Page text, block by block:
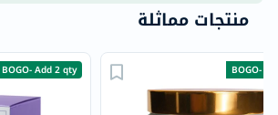
منتجات مماثلة
BOGO- Add 2 qty BOGO-